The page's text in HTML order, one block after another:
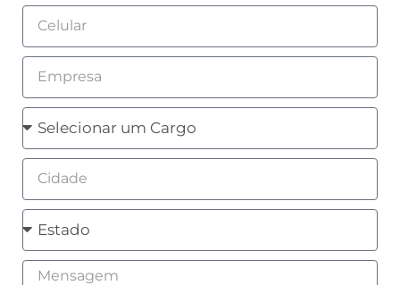
Celular
Empresa
Cargo
Cidade
Estado
Mensagem